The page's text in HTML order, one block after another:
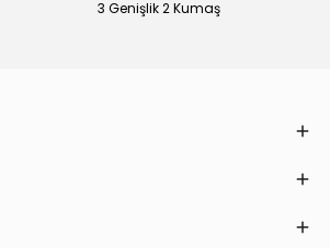
3 Genişlik 2 Kumaş